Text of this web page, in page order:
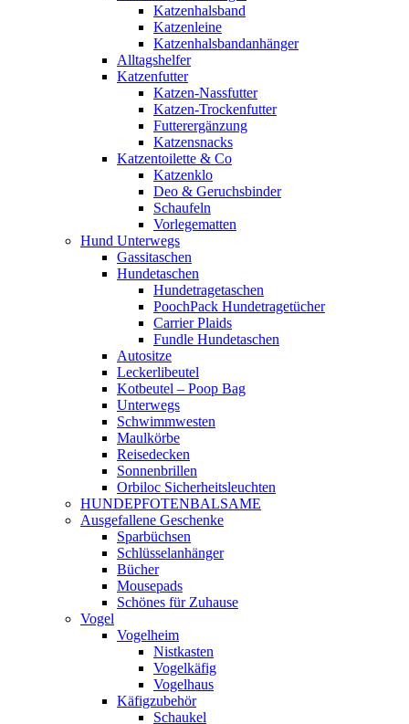
Katzenhalsband
Katzenleine
Katzenhalsbandanhänger
Alltagshelfer
Katzenfutter
Katzen-Nassfutter
Katzen-Trockenfutter
Futterergänzung
Katzensnacks
Katzentoilette & Co
Katzenklo
Deo & Geruchsbinder
Schaufeln
Vorlegematten
Hund Unterwegs
Gassitaschen
Hundetaschen
Hundetragetaschen
PoochPack Hundetragetücher
Carrier Plaids
Fundle Hundetaschen
Autositze
Leckerlibeutel
Kotbeutel – Poop Bag
Unterwegs
Schwimmwesten
Maulkörbe
Reisedecken
Sonnenbrillen
Orbiloc Sicherheitsleuchten
HUNDEPFOTENBALSAME
Ausgefallene Geschenke
Sparbüchsen
Schlüsselanhänger
Bücher
Mousepads
Schönes für Zuhause
Vogel
Vogelheim
Nistkasten
Vogelkäfig
Vogelhaus
Käfigzubehör
Schaukel